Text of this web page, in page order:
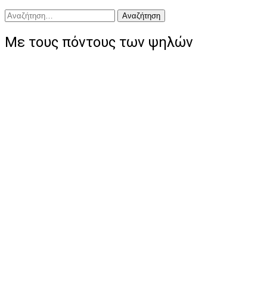
Αναζήτηση
για:
Με τους πόντους των ψηλών